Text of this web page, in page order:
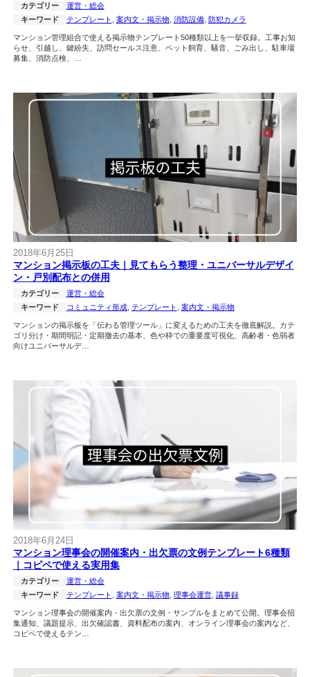
カテゴリー
運営・総会
キーワード
テンプレート 案内文・掲示物, 消防設備, 防犯カメラ
マンション管理組合で使える掲示物テンプレート50種類以上を一挙収録。工事お知
らせ、引越し、鍵紛失、訪問セールス注意、ペット飼育、騒音、ごみ出し、駐車場
募集、消防点検、…
2018年6月25日
マンション掲示板の工夫｜見てもらう整理・ユニバーサルデザイ
ン・戸別配布との併用
カテゴリー
運営・総会
キーワード
コミュニティ形成, テンプレート 案内文・掲示物
マンションの掲示板を「伝わる管理ツール」に変えるための工夫を徹底解説。カテ
ゴリ分け・期間明記・定期撤去の基本、色や枠での重要度可視化、高齢者・色弱者
向けユニバーサルデ…
2018年6月24日
マンション理事会の開催案内・出欠票の文例テンプレート6種類
｜コピペで使える実用集
カテゴリー
運営・総会
キーワード
テンプレート 案内文・掲示物, 理事会運営, 議事録
マンション理事会の開催案内・出欠票の文例・サンプルをまとめて公開。理事会招
集通知、議題提示、出欠確認書、資料配布の案内、オンライン理事会の案内など、
コピペで使えるテン…